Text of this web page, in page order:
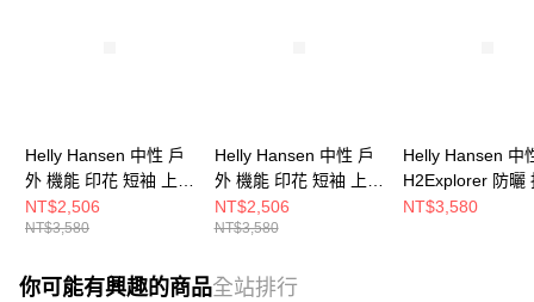
Helly Hansen 中性 戶
外 機能 印花 短袖 上衣
白
NT$2,506
NT$3,580
Helly Hansen 中性 戶
外 機能 印花 短袖 上衣
棕
NT$2,506
NT$3,580
Helly Hansen 中
H2Explorer 防曬
涼感 印花 短袖
NT$3,580
你可能有興趣的商品全站排行